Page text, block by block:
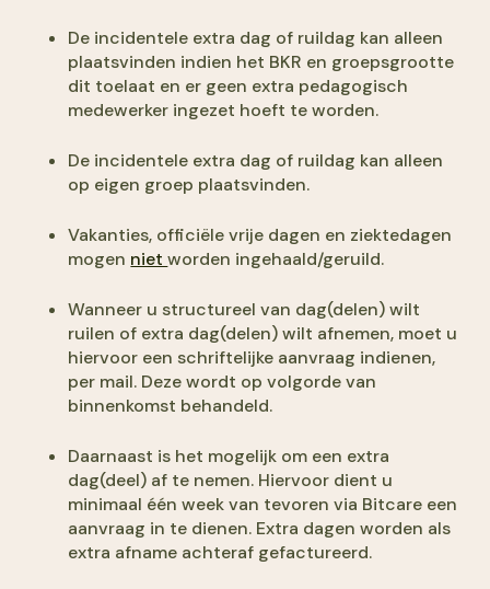
De incidentele extra dag of ruildag kan alleen
plaatsvinden indien het BKR en groepsgrootte
dit toelaat en er geen extra pedagogisch
medewerker ingezet hoeft te worden.
De incidentele extra dag of ruildag kan alleen
op eigen groep plaatsvinden.
Vakanties, officiële vrije dagen en ziektedagen
mogen nietworden ingehaald/geruild.
Wanneer u structureel van dag(delen) wilt
ruilen of extra dag(delen) wilt afnemen, moet u
hiervoor een schriftelijke aanvraag indienen,
per mail. Deze wordt op volgorde van
binnenkomst behandeld.
Daarnaast is het mogelijk om een extra
dag(deel) af te nemen. Hiervoor dient u
minimaal één week van tevoren via Bitcare een
aanvraag in te dienen. Extra dagen worden als
extra afname achteraf gefactureerd.